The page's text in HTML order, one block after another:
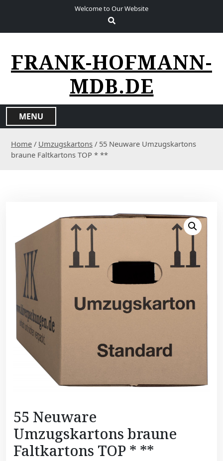
Welcome to Our Website
FRANK-HOFMANN-
MDB.DE
MENU
Home / Umzugskartons / 55 Neuware Umzugskartons
braune Faltkartons TOP * **
55 Neuware
Umzugskartons braune
Faltkartons TOP * **